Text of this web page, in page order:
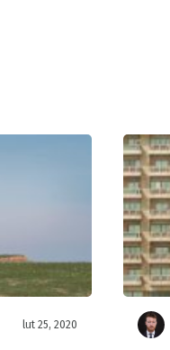
lut 25, 2020